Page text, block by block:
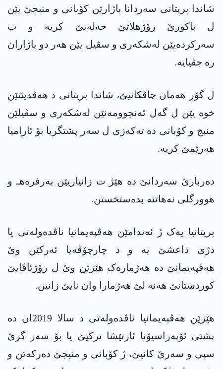
شاندا بریتانی سەردانا باژارێن کۆبانی و منبجێ یێن
ل باکورێ رۆژهلاتێ حەلەبێ کریە و ب
سەرکردەیێن لەشکەری و سڤیل یێن هەر دو باژاران
رە جڤیایە.
ل گۆر هەمان چاڤکانیێ، شاندا بریتانی د هەڤدیتنێن
خوە یێن ل گەل ئەنجوومەنێن لەشکەری و سڤیلێن
منبج و کۆبانی دە تەکەزی ل سەر پشتگریا بۆ ئارامیا
هەرێمێ کریە.
دەربارێ سەردانێ دە هێژ ت زانیاریێن بەرفرەهـ و
هوورگلی نەهاتنە بدەستخستن.
بریتانیا یەک ژ ئەندامێن هەڤپەیمانیا ناڤدەولەتی یا
دژی داعشێ یە و د چارچۆڤەیا ئەرکێن وێ
هەڤپەیمانێ دە هەژمارەک هێزێن وێ ل رۆژئاڤایێ
کوردستانێ هەنە لێ هەژمارا وان نایێ زانین.
هێزێن هەڤپەیمانیا ناڤدەولەتی د سالا 2019ان دە
پشتی ئۆپەراسیۆنا ئارتێشا ترکیێ یا بۆ سەر گرێ
سپی و سەرێ کانیێ، ژ کۆبانی و منبجێ دەرکەتن و